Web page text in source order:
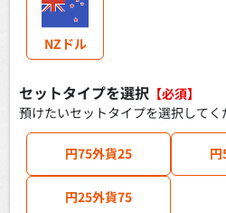
NZドル
セットタイプを選択 【必須】
預けたいセットタイプを選択してく
円75外貨25
円25外貨75